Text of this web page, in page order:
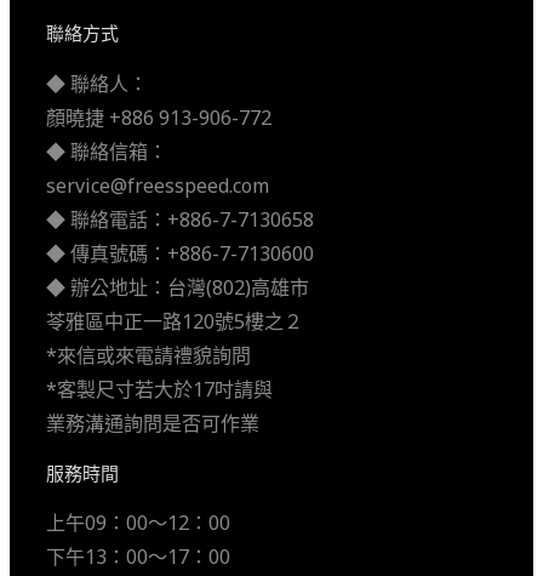
聯絡方式
◆ 聯絡人：
顏曉捷 +886 913-906-772
◆ 聯絡信箱：
service@freesspeed.com
◆ 聯絡電話：+886-7-7130658
◆ 傳真號碼：+886-7-7130600
◆ 辦公地址：台灣(802)高雄市
苓雅區中正一路120號5樓之２
*來信或來電請禮貌詢問
*客製尺寸若大於17吋請與
業務溝通詢問是否可作業
服務時間
上午09：00～12：00
下午13：00～17：00